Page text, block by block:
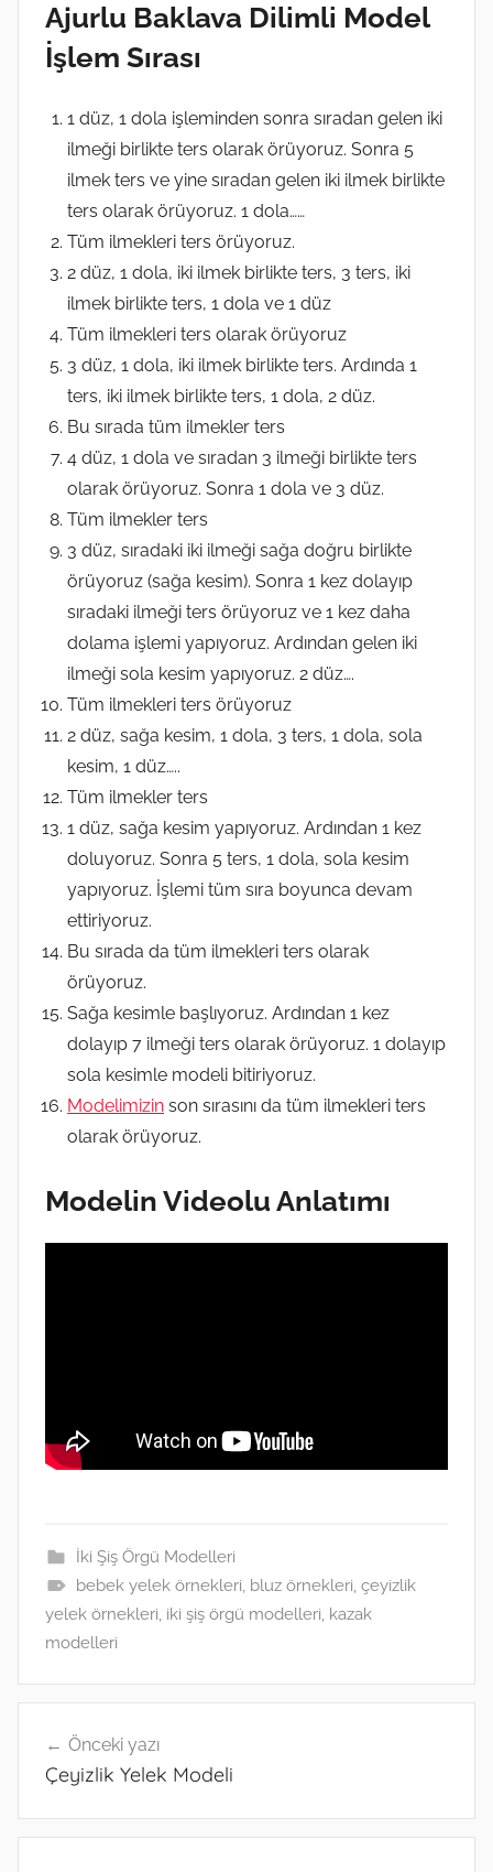
Ajurlu Baklava Dilimli Model
İşlem Sırası
1 düz, 1 dola işleminden sonra sıradan gelen iki
ilmeği birlikte ters olarak örüyoruz. Sonra 5
ilmek ters ve yine sıradan gelen iki ilmek birlikte
ters olarak örüyoruz. 1 dola……
Tüm ilmekleri ters örüyoruz.
2 düz, 1 dola, iki ilmek birlikte ters, 3 ters, iki
ilmek birlikte ters, 1 dola ve 1 düz
Tüm ilmekleri ters olarak örüyoruz
3 düz, 1 dola, iki ilmek birlikte ters. Ardında 1
ters, iki ilmek birlikte ters, 1 dola, 2 düz.
Bu sırada tüm ilmekler ters
4 düz, 1 dola ve sıradan 3 ilmeği birlikte ters
olarak örüyoruz. Sonra 1 dola ve 3 düz.
Tüm ilmekler ters
3 düz, sıradaki iki ilmeği sağa doğru birlikte
örüyoruz (sağa kesim). Sonra 1 kez dolayıp
sıradaki ilmeği ters örüyoruz ve 1 kez daha
dolama işlemi yapıyoruz. Ardından gelen iki
ilmeği sola kesim yapıyoruz. 2 düz….
Tüm ilmekleri ters örüyoruz
2 düz, sağa kesim, 1 dola, 3 ters, 1 dola, sola
kesim, 1 düz…..
Tüm ilmekler ters
1 düz, sağa kesim yapıyoruz. Ardından 1 kez
doluyoruz. Sonra 5 ters, 1 dola, sola kesim
yapıyoruz. İşlemi tüm sıra boyunca devam
ettiriyoruz.
Bu sırada da tüm ilmekleri ters olarak
örüyoruz.
Sağa kesimle başlıyoruz. Ardından 1 kez
dolayıp 7 ilmeği ters olarak örüyoruz. 1 dolayıp
sola kesimle modeli bitiriyoruz.
Modelimizin son sırasını da tüm ilmekleri ters
olarak örüyoruz.
Modelin Videolu Anlatımı
İki Şiş Örgü Modelleri
bebek yelek örnekleri, bluz örnekleri, çeyizlik
yelek örnekleri, iki şiş örgü modelleri, kazak
modelleri
gezinmesi
Önceki yazı
Çeyizlik Yelek Modeli